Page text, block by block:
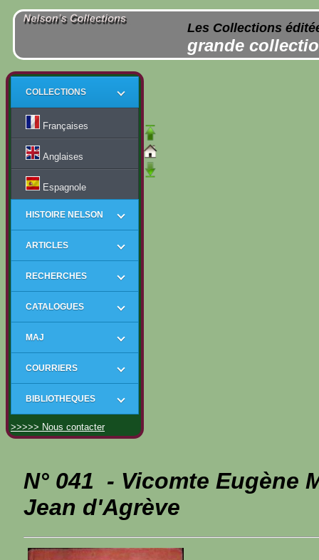
Les Collections
grande
COLLECTIONS
Françaises
Anglaises
Espagnole
HISTOIRE NELSON
ARTICLES
RECHERCHES
CATALOGUES
MAJ
COURRIERS
BIBLIOTHEQUES
>>>>> Nous contacter
N° 041 - Vicomte Eugène
Jean d'Agrève